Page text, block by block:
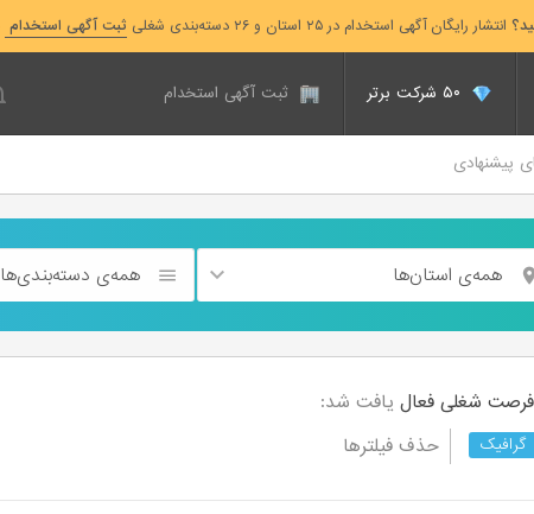
انتشار رایگان آگهی استخدام در ۲۵ استان و ۲۶ دسته‌بندی شغلی ثبت آگهی استخدام
ثبت آگهی استخدام
پیشنهادی
همه‌ی استان‌ها همه‌ی دسته‌بندی‌ها
فعال یافت شد:
گرافیک
حذف فیلترها